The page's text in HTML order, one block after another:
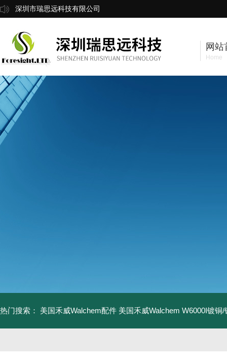
深圳市瑞思远科技有限公司
网站
Home
热门搜索： 美国禾威Walchem配件 美国禾威Walchem W6000I镀铜